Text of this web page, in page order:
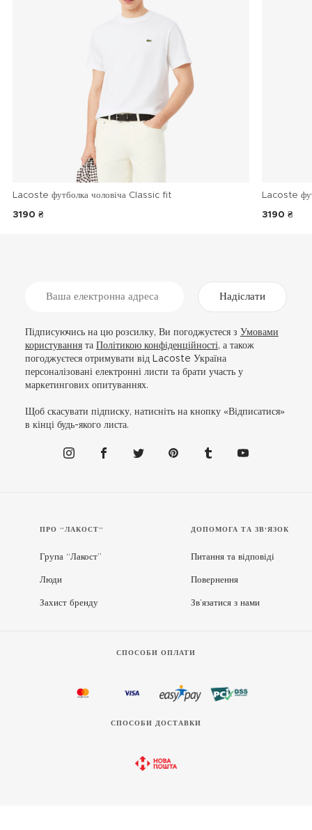
Lacoste футболка чоловіча Classic fit
3190 ₴
Lacoste
3190 ₴
Надіслати
Підписуючись на цю розсилку, Ви погоджуєтеся з Умовами
користуваннята Політикою конфіденційності, а також
погоджуєтеся отримувати від Lacoste Україна
персоналізовані електронні листи та брати участь у
маркетингових опитуваннях.
Щоб скасувати підписку, натисніть на кнопку «Відписатися»
в кінці будь-якого листа.
ПРО “ЛАКОСТ”
Група “Лакост”
Люди
Захист бренду
ДОПОМОГА ТА ЗВ'ЯЗОК
Питання та відповіді
Повернення
Зв’язатися з нами
СПОСОБИ ОПЛАТИ
СПОСОБИ ДОСТАВКИ